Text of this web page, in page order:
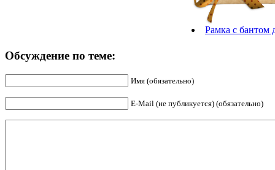
Рамка с бантом
Обсуждение по теме:
Имя (обязательно)
E-Mail (не публикуется) (обязательно)